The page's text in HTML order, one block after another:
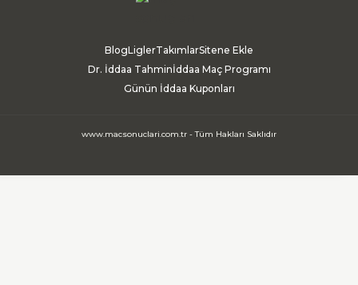
BlogLiglerTakımlarSitene Ekle
Dr. İddaa Tahminİddaa Maç Programı
Günün İddaa Kuponları
www.macsonuclari.com.tr - Tüm Hakları Saklıdır